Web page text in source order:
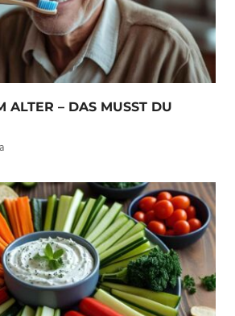
ALTER – DAS MUSST DU